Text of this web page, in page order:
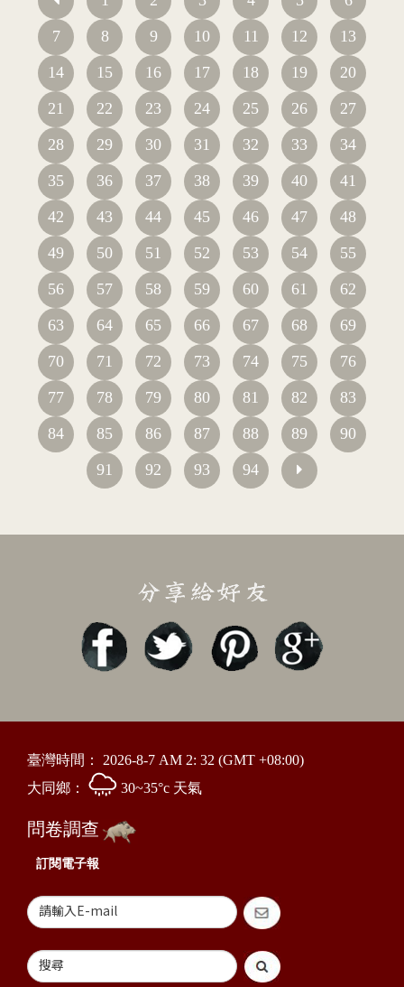
7
8 9 10 11 12
13
14
15 16 17 18 19
20
21
22 23 24 25 26
27
28
29 30 31 32 33
34
35
36 37 38 39 40
41
42
43 44 45 46 47
48
49
50 51 52 53 54
55
56
57 58 59 60 61
62
63
64 65 66 67 68
69
70
71 72 73 74 75
76
77
78 79 80 81 82
83
84
85 86 87 88 89
90
91
92 93 94
臺灣時間： 2026-8-7 AM 2: 32 (GMT +08:00)
大同鄉：
30~35°c 天氣
問卷調查
訂閱電子報